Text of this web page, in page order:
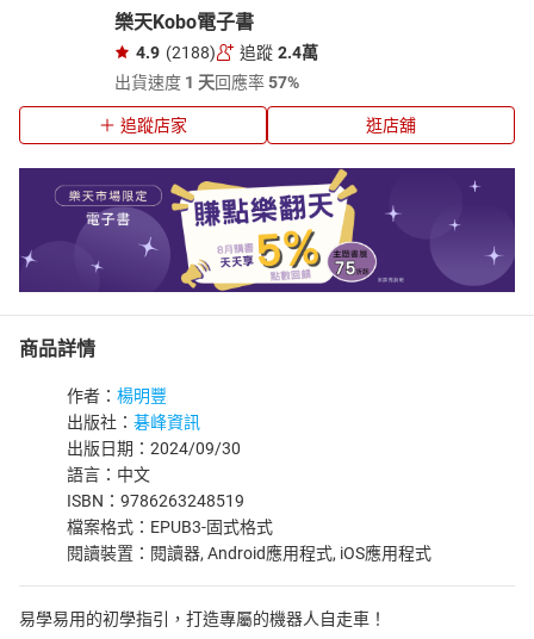
樂天Kobo電子書
4.9 (2188) 追蹤 2.4萬
出貨速度 1 天回應率57%
追蹤店家 逛店舖
商品詳情
作者： 楊明豐
出版社： 碁峰資訊
出版日期：2024/09/30
語言：中文
ISBN：9786263248519
檔案格式：EPUB3-固式格式
閱讀裝置：閱讀器, Android應用程式, iOS應用程式
易學易用的初學指引，打造專屬的機器人自走車！